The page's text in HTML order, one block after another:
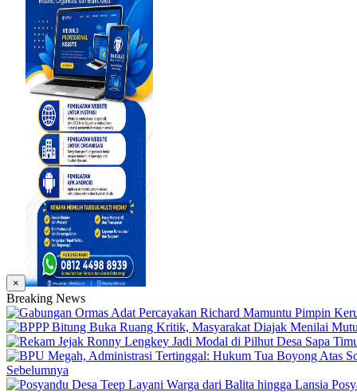
×
Breaking News
Sebelumnya